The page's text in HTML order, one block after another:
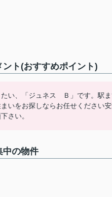
ト(おすすめポイント)
い、「ジュネス Ｂ」です。駅
いをお探しならお任せください
さい。
の物件